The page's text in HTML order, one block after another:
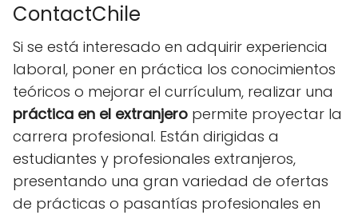
ContactChile
Si se está interesado en adquirir experiencia
laboral, poner en práctica los conocimientos
teóricos o mejorar el currículum, realizar una
práctica en el extranjero permite proyectar la
carrera profesional. Están dirigidas a
estudiantes y profesionales extranjeros,
presentando una gran variedad de ofertas
de prácticas o pasantías profesionales en